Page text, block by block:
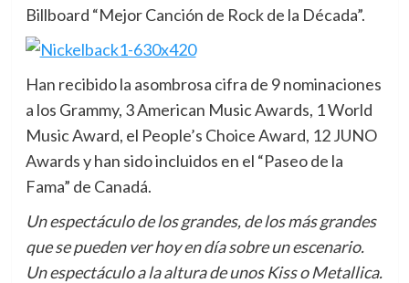
Billboard “Mejor Canción de Rock de la Década”.
Han recibido la asombrosa cifra de 9 nominaciones
a los Grammy, 3 American Music Awards, 1 World
Music Award, el People’s Choice Award, 12 JUNO
Awards y han sido incluidos en el “Paseo de la
Fama” de Canadá.
Un espectáculo de los grandes, de los más grandes
que se pueden ver hoy en día sobre un escenario.
Un espectáculo a la altura de unos Kiss o Metallica.